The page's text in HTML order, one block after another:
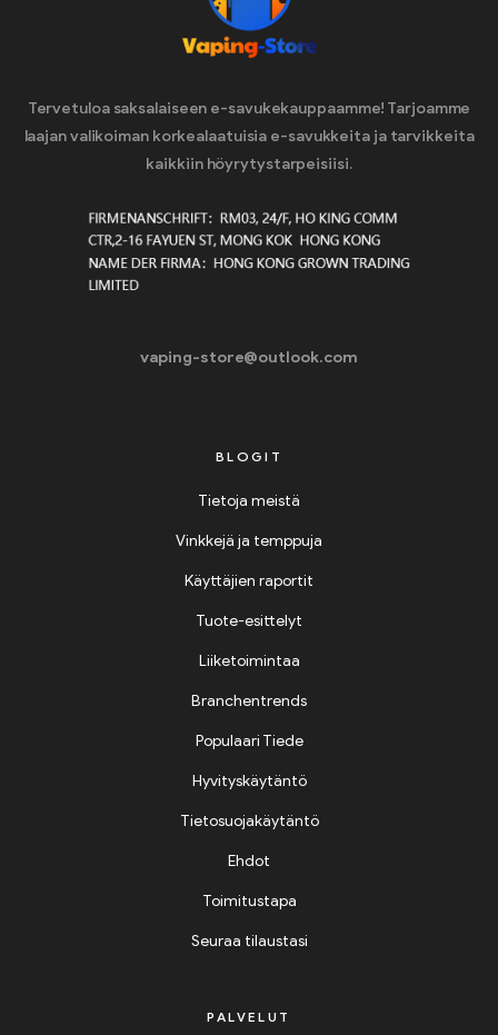
Tervetuloa saksalaiseen e-savukekauppaamme! Tarjoamme
laajan valikoiman korkealaatuisia e-savukkeita ja tarvikkeita
kaikkiin höyrytystarpeisiisi.
vaping-store@outlook.com
BLOGIT
Tietoja meistä
Vinkkejä ja temppuja
Käyttäjien raportit
Tuote-esittelyt
Liiketoimintaa
Branchentrends
Populaari Tiede
Hyvityskäytäntö
Tietosuojakäytäntö
Ehdot
Toimitustapa
Seuraa tilaustasi
PALVELUT